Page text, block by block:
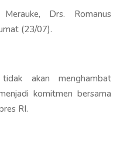
Drs. Romanus
(23/07).
akan menghambat
komitmen bersama
RI.